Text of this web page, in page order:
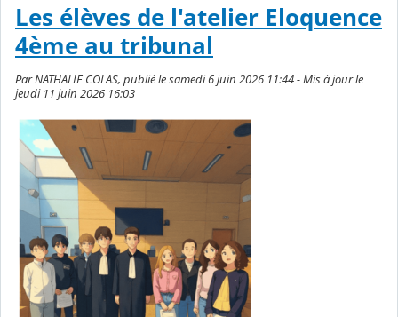
Les élèves de l'atelier Eloquence
4ème au tribunal
Par NATHALIE COLAS, publié le samedi 6 juin 2026 11:44 - Mis à jour le
jeudi 11 juin 2026 16:03